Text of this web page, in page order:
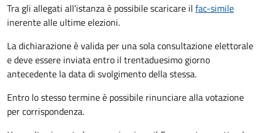
Tra gli allegati all'istanza è possibile scaricare il fac-simile
inerente alle ultime elezioni.
La dichiarazione è valida per una sola consultazione elettorale
e deve essere inviata entro il trentaduesimo giorno
antecedente la data di svolgimento della stessa.
Entro lo stesso termine è possibile rinunciare alla votazione
per corrispondenza.